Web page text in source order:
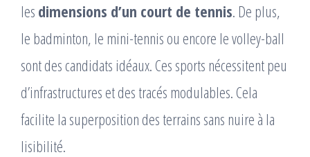
les dimensions d’un court de tennis. De plus,
le badminton, le mini-tennis ou encore le volley-ball
sont des candidats idéaux. Ces sports nécessitent peu
d’infrastructures et des tracés modulables. Cela
facilite la superposition des terrains sans nuire à la
lisibilité.